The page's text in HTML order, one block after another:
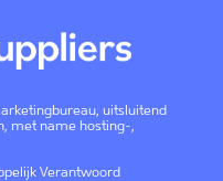
uitsluitend
met name hosting-,
Verantwoord